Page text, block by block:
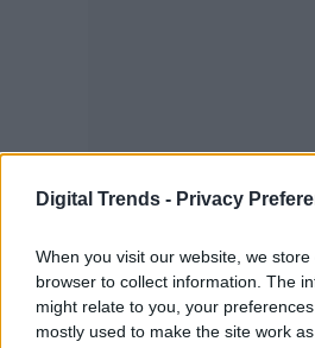
Digital Trends - Privacy
When you visit our website, we
browser to collect information. The
might relate to you, your
mostly used to make the site work